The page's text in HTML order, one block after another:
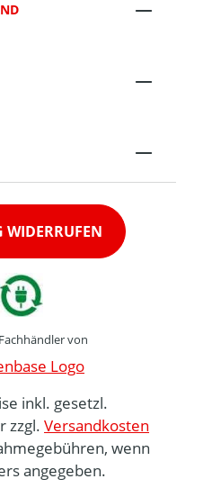
WIDERRUFEN
von
inkl. gesetzl.
zzgl. Versandkosten
wenn
angegeben.